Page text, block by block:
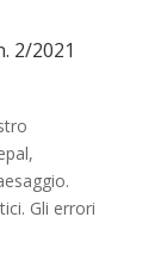
2/2021
Gli errori